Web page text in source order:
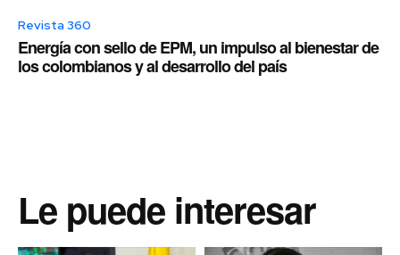
Revista 360
Energía con sello de EPM, un impulso al bienestar de
los colombianos y al desarrollo del país
Le puede interesar